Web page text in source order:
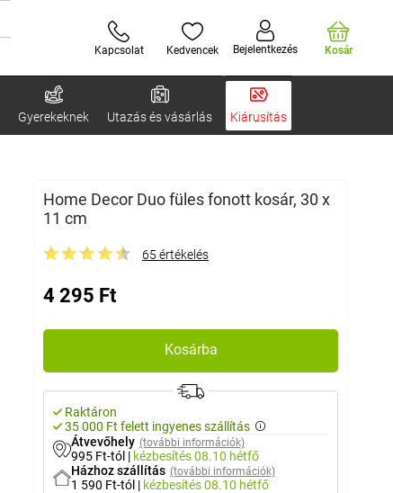
Kapcsolat Kedvencek Bejelentkezés Kosár
Gyerekeknek Utazás és vásárlás Kiárusítás
Home Decor Duo füles fonott kosár, 30 x
11 cm
65 értékelés
4 295 Ft
Kosárba
Raktáron
35 000 Ft felett ingyenes szállítás
Átvevőhely (további információk)
995 Ft-tól | kézbesítés08.10 hétfő
Házhoz szállítás (további információk)
1 590 Ft-tól | kézbesítés08.10 hétfő